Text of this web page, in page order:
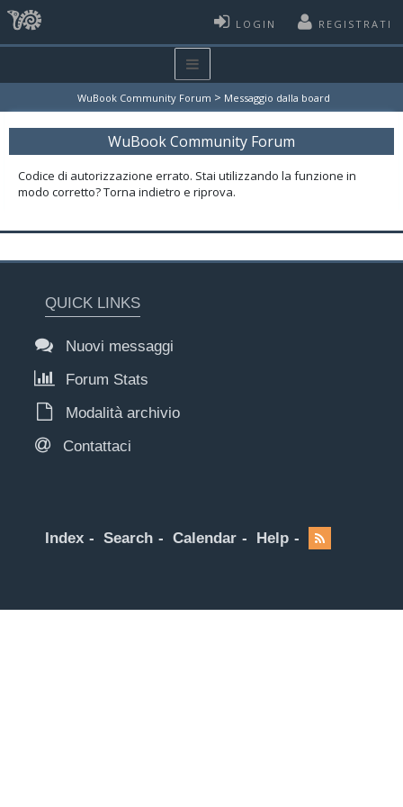
LOGIN REGISTRATI
WuBook Community Forum > Messaggio dalla board
WuBook Community Forum
Codice di autorizzazione errato. Stai utilizzando la funzione in
modo corretto? Torna indietro e riprova.
QUICK LINKS
Nuovi messaggi
Forum Stats
Modalità archivio
Contattaci
Index Search Calendar Help